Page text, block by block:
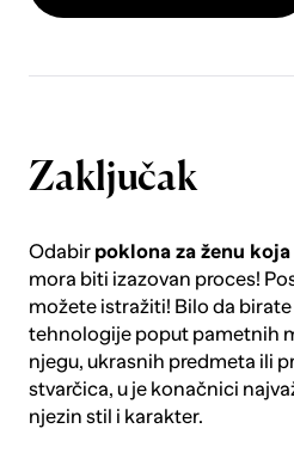
Zaključak
Odabir poklona za ženu
mora biti izazovan proces!
možete istražiti! Bilo da
tehnologije poput pametnih
njegu, ukrasnih predmeta ili
stvarčica, u je konačnici
njezin stil i karakter.